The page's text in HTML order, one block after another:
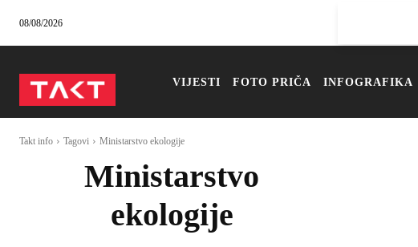
08/08/2026
VIJESTI FOTO PRIČA INFOGRAFIKA
Takt info Tagovi Ministarstvo ekologije
Ministarstvo
ekologije